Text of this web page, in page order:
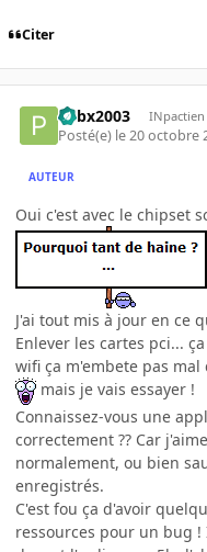
Citer
Pebx2003 INpactien
Posté(e) le 20 octobre
AUTEUR
Oui c'est avec le chipset
J'ai tout mis à jour en ce
Enlever les cartes pci...
wifi ça m'embete pas
mais je vais essayer !
Connaissez-vous une
correctement ?? Car
normalement, ou bien
enregistrés.
C'est fou ça d'avoir
ressources pour un bug